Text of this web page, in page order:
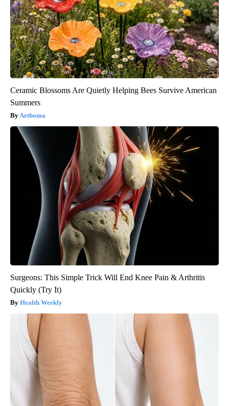
Ceramic Blossoms Are Quietly Helping Bees Survive American
Summers
Aethoma
Surgeons: This Simple Trick Will End Knee Pain & Arthritis
Quickly (Try It)
Health Weekly